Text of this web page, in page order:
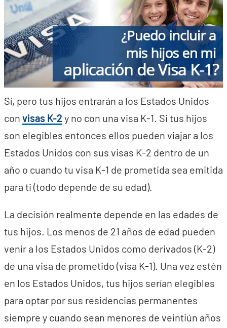
Sí, pero tus hijos entrarán a los Estados Unidos
con visas K-2 y no con una visa K-1. Si tus hijos
son elegibles entonces ellos pueden viajar a los
Estados Unidos con sus visas K-2 dentro de un
año o cuando tu visa K-1 de prometida sea emitida
para ti (todo depende de su edad).
La decisión realmente depende en las edades de
tus hijos. Los menos de 21 años de edad pueden
venir a los Estados Unidos como derivados (K-2)
de una visa de prometido (visa K-1). Una vez estén
en los Estados Unidos, tus hijos serían elegibles
para optar por sus residencias permanentes
siempre y cuando sean menores de veintiún años